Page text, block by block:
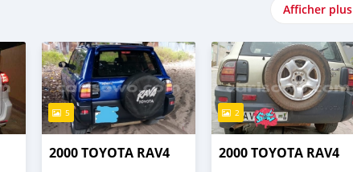
Afficher plus
5
2000 TOYOTA RAV4
2
2000 TOYOTA RAV4